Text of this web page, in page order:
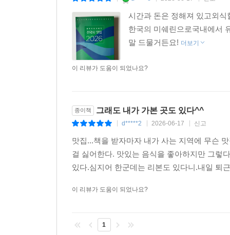
시간과 돈은 정해져 있고외
한국의 미쉐린으로국내에서
말 드물거든요! 더보기
이 리뷰가 도움이 되었나요?
종이책 그래도 내가 가본 곳도 있다^^
d*****2 2026-06-17 신고
맛집...책을 받자마자 내가 사는 지역에 무슨
걸 싫어한다. 맛있는 음식을 좋아하지만 그렇
있다.심지어 한군데는 리본도 있다니.내일 퇴
이 리뷰가 도움이 되었나요?
1